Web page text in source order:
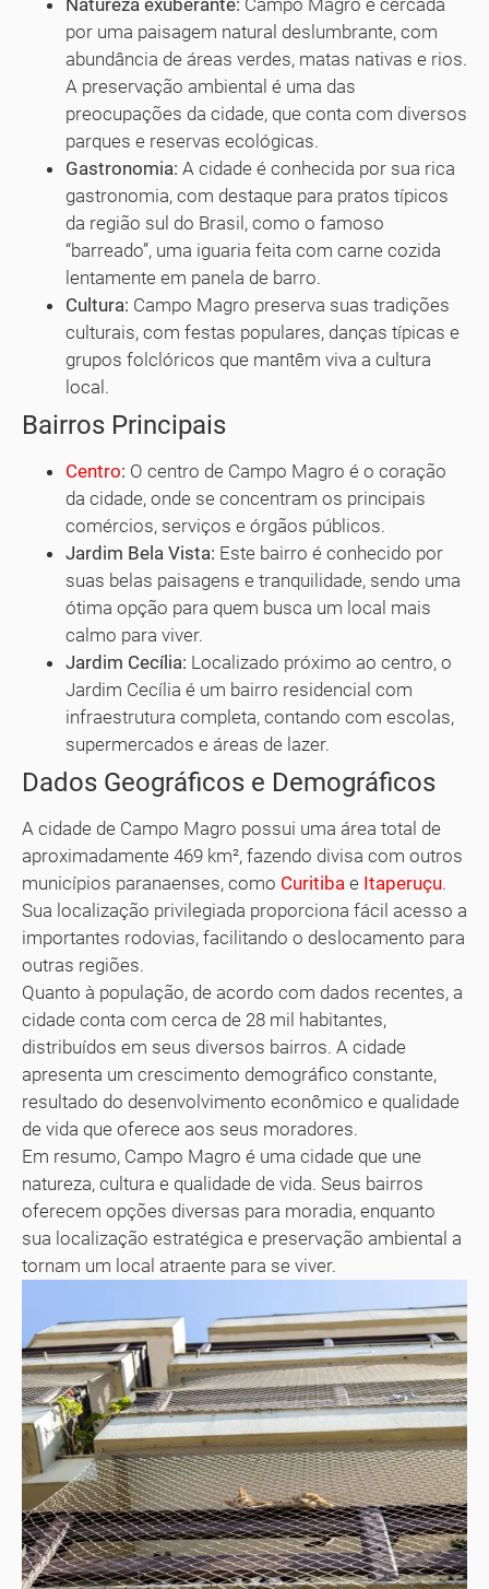
Natureza exuberante: Campo Magro é cercada
por uma paisagem natural deslumbrante, com
abundância de áreas verdes, matas nativas e rios.
A preservação ambiental é uma das
preocupações da cidade, que conta com diversos
parques e reservas ecológicas.
Gastronomia: A cidade é conhecida por sua rica
gastronomia, com destaque para pratos típicos
da região sul do Brasil, como o famoso
“barreado”, uma iguaria feita com carne cozida
lentamente em panela de barro.
Cultura: Campo Magro preserva suas tradições
culturais, com festas populares, danças típicas e
grupos folclóricos que mantêm viva a cultura
local.
Bairros Principais
Centro: O centro de Campo Magro é o coração
da cidade, onde se concentram os principais
comércios, serviços e órgãos públicos.
Jardim Bela Vista: Este bairro é conhecido por
suas belas paisagens e tranquilidade, sendo uma
ótima opção para quem busca um local mais
calmo para viver.
Jardim Cecília: Localizado próximo ao centro, o
Jardim Cecília é um bairro residencial com
infraestrutura completa, contando com escolas,
supermercados e áreas de lazer.
Dados Geográficos e Demográficos
A cidade de Campo Magro possui uma área total de
aproximadamente 469 km², fazendo divisa com outros
municípios paranaenses, como Curitiba e Itaperuçu.
Sua localização privilegiada proporciona fácil acesso a
importantes rodovias, facilitando o deslocamento para
outras regiões.
Quanto à população, de acordo com dados recentes, a
cidade conta com cerca de 28 mil habitantes,
distribuídos em seus diversos bairros. A cidade
apresenta um crescimento demográfico constante,
resultado do desenvolvimento econômico e qualidade
de vida que oferece aos seus moradores.
Em resumo, Campo Magro é uma cidade que une
natureza, cultura e qualidade de vida. Seus bairros
oferecem opções diversas para moradia, enquanto
sua localização estratégica e preservação ambiental a
tornam um local atraente para se viver.